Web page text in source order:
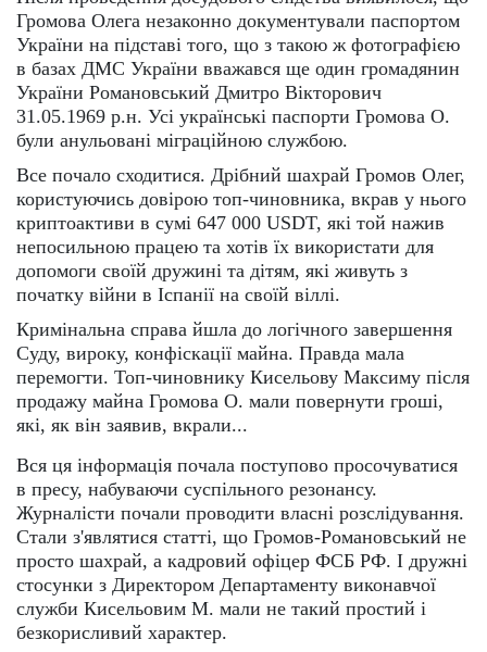
Громова Олега незаконно документували паспортом
України на підставі того, що з такою ж фотографією
в базах ДМС України вважався ще один громадянин
України Романовський Дмитро Вікторович
31.05.1969 р.н. Усі українські паспорти Громова О.
були анульовані міграційною службою.
Все почало сходитися. Дрібний шахрай Громов Олег,
користуючись довірою топ-чиновника, вкрав у нього
криптоактиви в сумі 647 000 USDT, які той нажив
непосильною працею та хотів їх використати для
допомоги своїй дружині та дітям, які живуть з
початку війни в Іспанії на своїй віллі.
Кримінальна справа йшла до логічного завершення
Суду, вироку, конфіскації майна. Правда мала
перемогти. Топ-чиновнику Кисельову Максиму після
продажу майна Громова О. мали повернути гроші,
які, як він заявив, вкрали...
Вся ця інформація почала поступово просочуватися
в пресу, набуваючи суспільного резонансу.
Журналісти почали проводити власні розслідування.
Стали з'являтися статті, що Громов-Романовський не
просто шахрай, а кадровий офіцер ФСБ РФ. І дружні
стосунки з Директором Департаменту виконавчої
служби Кисельовим М. мали не такий простий і
безкорисливий характер.